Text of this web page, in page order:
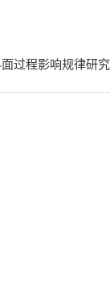
过程影响规律研究